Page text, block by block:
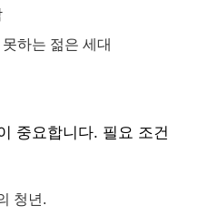
하는 젊은 세대
중요합니다. 필요 조건
청년.